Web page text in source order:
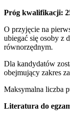
Próg kwalifikacji:
O przyjęcie na
ubiegać się osoby z
równorzędnym.
Dla kandydatów
obejmujący zakres
Maksymalna liczba
Literatura do